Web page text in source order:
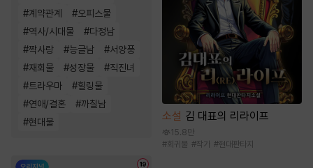
#계약관계 #오피스물
#역사/시대물 #다정남
#짝사랑 #능글남 #서양풍
#재회물 #성장물 #직진녀
#트라우마 #힐링물
#연애/결혼 #까칠남
#현대물 소설 김 대표의 리라이프
15.8만
#회귀물 #작가 #현대판타지